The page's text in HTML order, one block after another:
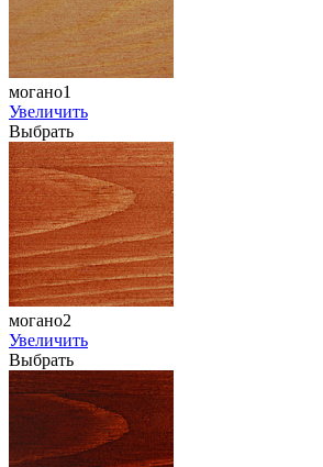
могано1
Увеличить
Выбрать
могано2
Увеличить
Выбрать